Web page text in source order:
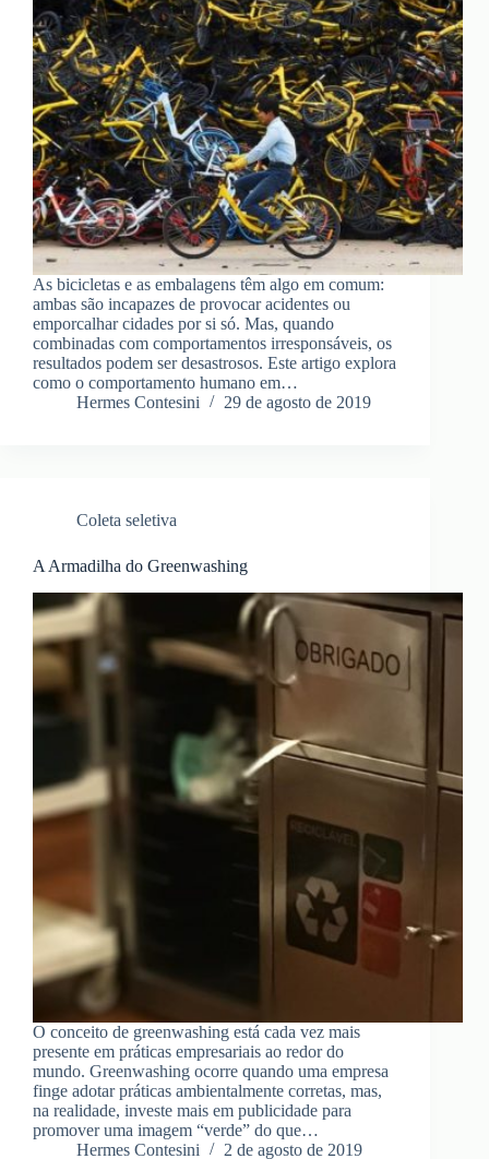
As bicicletas e as embalagens têm algo em comum:
ambas são incapazes de provocar acidentes ou
emporcalhar cidades por si só. Mas, quando
combinadas com comportamentos irresponsáveis, os
resultados podem ser desastrosos. Este artigo explora
como o comportamento humano em…
Hermes Contesini
29 de agosto de 2019
Coleta seletiva
A Armadilha do Greenwashing
O conceito de greenwashing está cada vez mais
presente em práticas empresariais ao redor do
mundo. Greenwashing ocorre quando uma empresa
finge adotar práticas ambientalmente corretas, mas,
na realidade, investe mais em publicidade para
promover uma imagem “verde” do que…
Hermes Contesini
2 de agosto de 2019